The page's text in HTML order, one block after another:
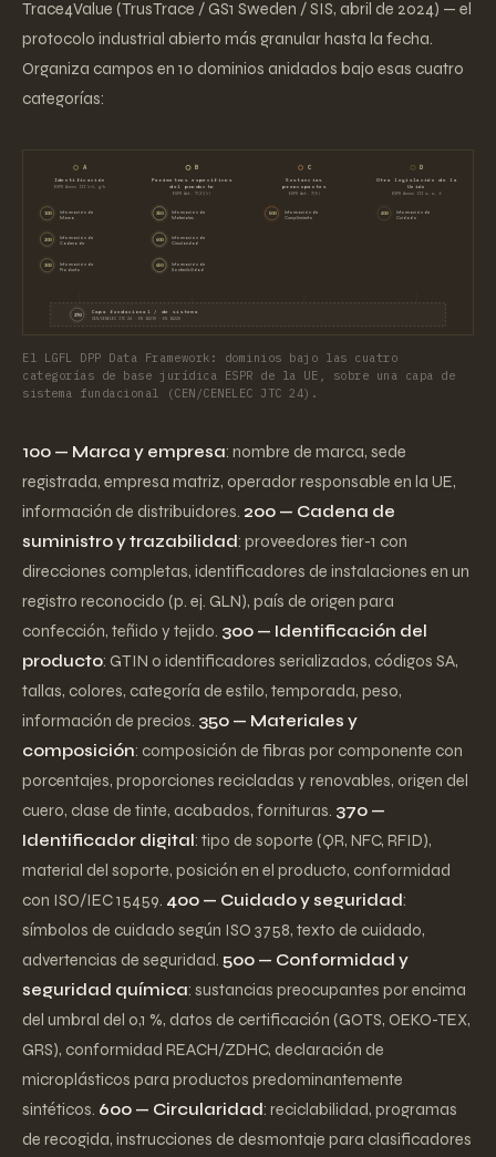
Trace4Value (TrusTrace / GS1 Sweden / SIS, abril de 2024) — el
protocolo industrial abierto más granular hasta la fecha.
Organiza campos en 10 dominios anidados bajo esas cuatro
categorías:
A
Identificación
ESPR Annex III b–d, g–k
100
Información de
Marca
200
Información de
Cadena de
300 Información de
Producto
B
Parámetros específicos
del producto
ESPR Art. 7(2)(b)
350
Información de
Materiales
600
Información de
Circularidad
650 Información de
Sostenibilidad
C
Sustancias
preocupantes
ESPR Art. 7(5)
500
Información de
Cumplimiento
D
Otra legislación de la
Unión
ESPR Annex III a, e, f
400
Información de
Cuidado
370
Capa fundacional / de sistema
CEN/CENELEC JTC 24 · EN 18219 · EN 18220
El LGFL DPP Data Framework: dominios bajo las cuatro
categorías de base jurídica ESPR de la UE, sobre una capa de
sistema fundacional (CEN/CENELEC JTC 24).
100 — Marca y empresa: nombre de marca, sede
registrada, empresa matriz, operador responsable en la UE,
información de distribuidores. 200 — Cadena de
suministro y trazabilidad: proveedores tier-1 con
direcciones completas, identificadores de instalaciones en un
registro reconocido (p. ej. GLN), país de origen para
confección, teñido y tejido. 300 — Identificación del
producto: GTIN o identificadores serializados, códigos SA,
tallas, colores, categoría de estilo, temporada, peso,
información de precios. 350 — Materiales y
composición: composición de fibras por componente con
porcentajes, proporciones recicladas y renovables, origen del
cuero, clase de tinte, acabados, fornituras. 370 —
Identificador digital: tipo de soporte (QR, NFC, RFID),
material del soporte, posición en el producto, conformidad
con ISO/IEC 15459. 400 — Cuidado y seguridad:
símbolos de cuidado según ISO 3758, texto de cuidado,
advertencias de seguridad. 500 — Conformidad y
seguridad química: sustancias preocupantes por encima
del umbral del 0,1 %, datos de certificación (GOTS, OEKO-TEX,
GRS), conformidad REACH/ZDHC, declaración de
microplásticos para productos predominantemente
sintéticos. 600 — Circularidad: reciclabilidad, programas
de recogida, instrucciones de desmontaje para clasificadores